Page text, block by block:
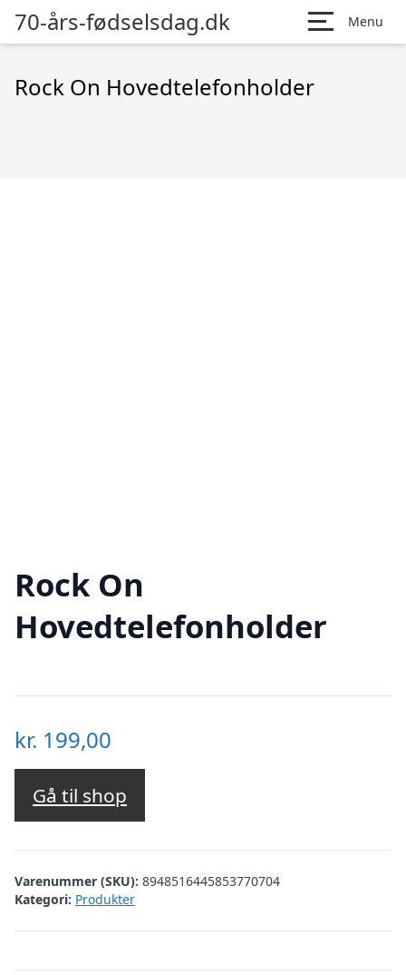
70-års-fødselsdag.dk Menu
Rock On Hovedtelefonholder
Rock On
Hovedtelefonholder
kr. 199,00
Gå til shop
Varenummer (SKU): 8948516445853770704
Kategori: Produkter